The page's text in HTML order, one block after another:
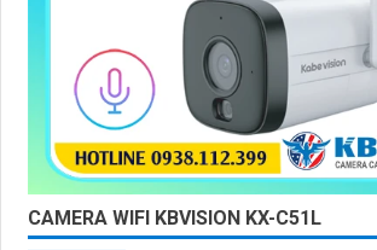
CAMERA WIFI KBVISION KX-C51L